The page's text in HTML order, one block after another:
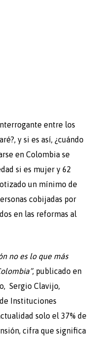
entre los
y si es así, ¿cuándo
en Colombia se
si es mujer y 62
un mínimo de
cobijadas por
en las reformas al
no es lo que más
, publicado en
Sergio Clavijo,
Instituciones
solo el 37% de
cifra que significa